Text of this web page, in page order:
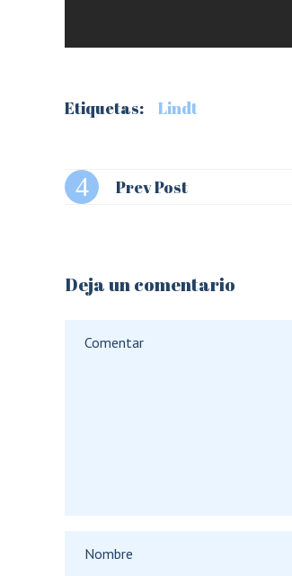
Etiquetas: Lindt
Prev Post
Deja un comentario